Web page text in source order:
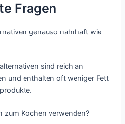
Fragen
genauso nahrhaft wie
sind reich an
und enthalten oft weniger Fett
zum Kochen verwenden?